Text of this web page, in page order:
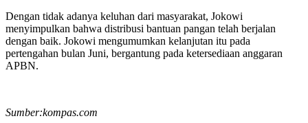
Dengan tidak adanya keluhan dari masyarakat, Jokowi
menyimpulkan bahwa distribusi bantuan pangan telah berjalan
dengan baik. Jokowi mengumumkan kelanjutan itu pada
pertengahan bulan Juni, bergantung pada ketersediaan anggaran
APBN.
Sumber:kompas.com